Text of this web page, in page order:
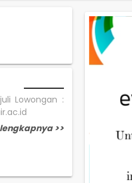
Lowongan :
>>